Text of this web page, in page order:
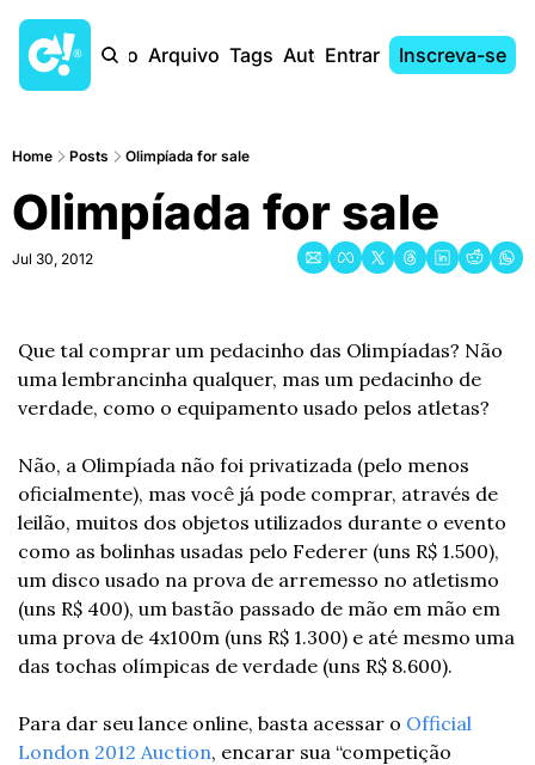
Início Arquivo Tags AutoresEntrar Inscreva-se
Home Posts Olimpíada for sale
Olimpíada for sale
Jul 30, 2012
Que tal comprar um pedacinho das Olimpíadas? Não
uma lembrancinha qualquer, mas um pedacinho de
verdade, como o equipamento usado pelos atletas?
Não, a Olimpíada não foi privatizada (pelo menos
oficialmente), mas você já pode comprar, através de
leilão, muitos dos objetos utilizados durante o evento
como as bolinhas usadas pelo Federer (uns R$ 1.500),
um disco usado na prova de arremesso no atletismo
(uns R$ 400), um bastão passado de mão em mão em
uma prova de 4x100m (uns R$ 1.300) e até mesmo uma
das tochas olímpicas de verdade (uns R$ 8.600).
Para dar seu lance online, basta acessar o Official
London 2012 Auction, encarar sua “competição